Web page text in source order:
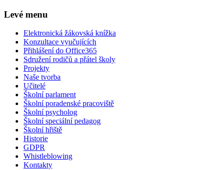
Levé menu
Elektronická žákovská knížka
Konzultace vyučujících
Přihlášení do Office365
Sdružení rodičů a přátel školy
Projekty
Naše tvorba
Učitelé
Školní parlament
Školní poradenské pracoviště
Školní psycholog
Školní speciální pedagog
Školní hřiště
Historie
GDPR
Whistleblowing
Kontakty